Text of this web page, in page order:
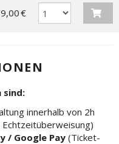
€
sind:
innerhalb von 2h
Echtzeitüberweisung)
/ Google Pay(Ticket-